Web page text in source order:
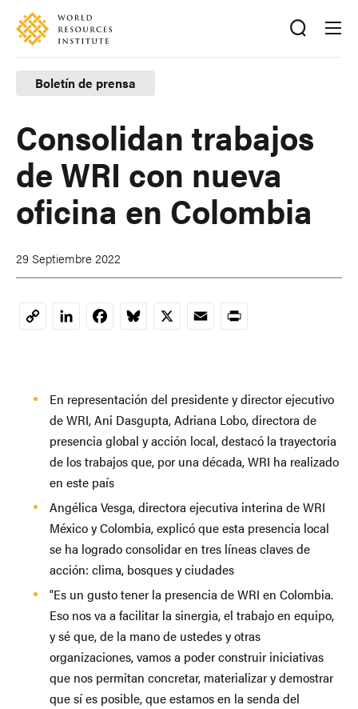
Skip
main
content
Accessibility
Boletín de prensa
Consolidan trabajos
de WRI con nueva
oficina en Colombia
29 Septiembre 2022
CopyLinkedInFacebookBluesky
X EmailPrint
En representación del presidente y director ejecutivo
de WRI, Ani Dasgupta, Adriana Lobo, directora de
presencia global y acción local, destacó la trayectoria
de los trabajos que, por una década, WRI ha realizado
en este país
Angélica Vesga, directora ejecutiva interina de WRI
México y Colombia, explicó que esta presencia local
se ha logrado consolidar en tres líneas claves de
acción: clima, bosques y ciudades
“Es un gusto tener la presencia de WRI en Colombia.
Eso nos va a facilitar la sinergia, el trabajo en equipo,
y sé que, de la mano de ustedes y otras
organizaciones, vamos a poder construir iniciativas
que nos permitan concretar, materializar y demostrar
que sí es posible, que estamos en la senda del